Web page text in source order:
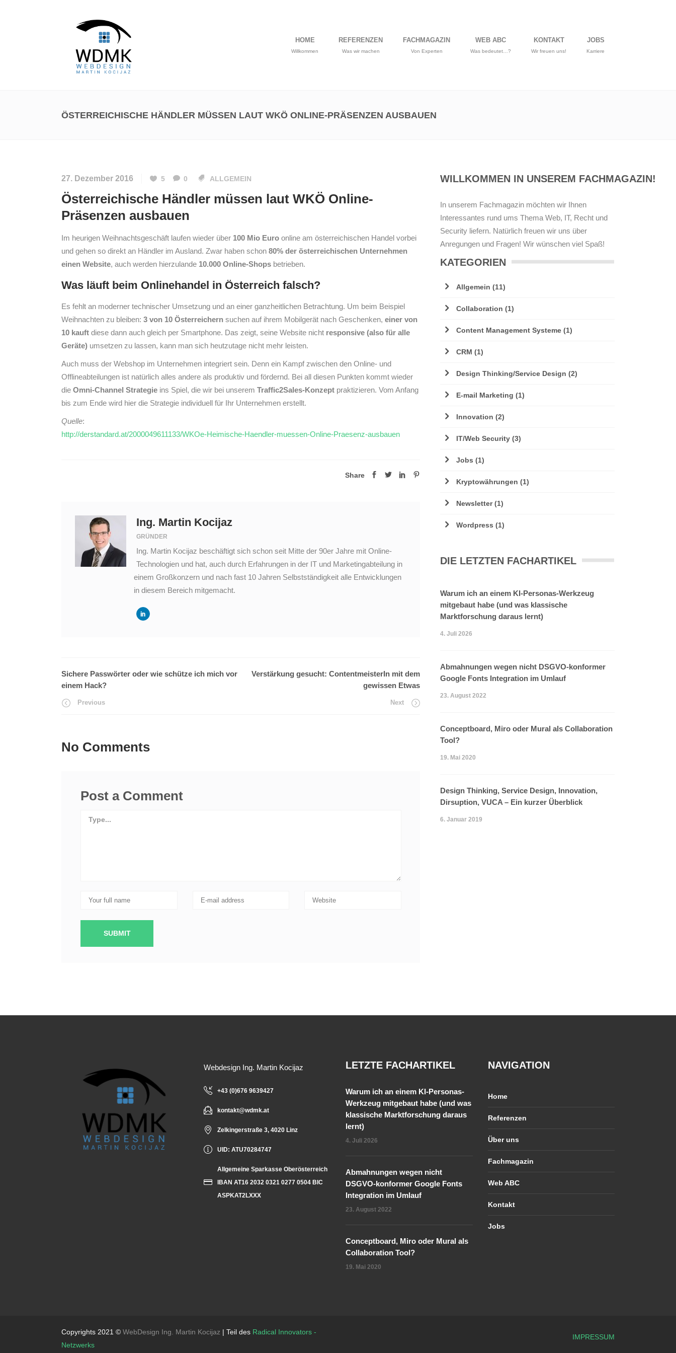
HOME
Willkommen
REFERENZEN
Was wir machen
FACHMAGAZIN
Von Experten
WEB ABC
Was bedeutet…?
KONTAKT
Wir freuen uns!
JOBS
Karriere
ÖSTERREICHISCHE HÄNDLER MÜSSEN LAUT WKÖ ONLINE-PRÄSENZEN AUSBAUEN
27. Dezember 2016 5 0 ALLGEMEIN
Österreichische Händler müssen laut WKÖ Online-
Präsenzen ausbauen
Im heurigen Weihnachtsgeschäft laufen wieder über 100 Mio Euro online am österreichischen Handel vorbei
und gehen so direkt an Händler im Ausland. Zwar haben schon 80% der österreichischen Unternehmen
einen Website, auch werden hierzulande 10.000 Online-Shops betrieben.
Was läuft beim Onlinehandel in Österreich falsch?
Es fehlt an moderner technischer Umsetzung und an einer ganzheitlichen Betrachtung. Um beim Beispiel
Weihnachten zu bleiben: 3 von 10 Österreichern suchen auf ihrem Mobilgerät nach Geschenken, einer von
10 kauft diese dann auch gleich per Smartphone. Das zeigt, seine Website nicht responsive (also für alle
Geräte) umsetzen zu lassen, kann man sich heutzutage nicht mehr leisten.
Auch muss der Webshop im Unternehmen integriert sein. Denn ein Kampf zwischen den Online- und
Offlineabteilungen ist natürlich alles andere als produktiv und fördernd. Bei all diesen Punkten kommt wieder
die Omni-Channel Strategie ins Spiel, die wir bei unserem Traffic2Sales-Konzept praktizieren. Vom Anfang
bis zum Ende wird hier die Strategie individuell für Ihr Unternehmen erstellt.
Quelle:
http://derstandard.at/2000049611133/WKOe-Heimische-Haendler-muessen-Online-Praesenz-ausbauen
Share
Ing. Martin Kocijaz
GRÜNDER
Ing. Martin Kocijaz beschäftigt sich schon seit Mitte der 90er Jahre mit Online-
Technologien und hat, auch durch Erfahrungen in der IT und Marketingabteilung in
einem Großkonzern und nach fast 10 Jahren Selbstständigkeit alle Entwicklungen
in diesem Bereich mitgemacht.
Sichere Passwörter oder wie schütze ich mich vor
einem Hack?
Previous
Verstärkung gesucht: ContentmeisterIn mit dem
gewissen Etwas
Next
No Comments
Post a Comment
WILLKOMMEN IN UNSEREM FACHMAGAZIN!
In unserem Fachmagazin möchten wir Ihnen
Interessantes rund ums Thema Web, IT, Recht und
Security liefern. Natürlich freuen wir uns über
Anregungen und Fragen! Wir wünschen viel Spaß!
KATEGORIEN
Allgemein (11)
Collaboration (1)
Content Management Systeme (1)
CRM (1)
Design Thinking/Service Design (2)
E-mail Marketing (1)
Innovation (2)
IT/Web Security (3)
Jobs (1)
Kryptowährungen (1)
Newsletter(1)
Wordpress (1)
DIE LETZTEN FACHARTIKEL
Warum ich an einem KI-Personas-Werkzeug
mitgebaut habe (und was klassische
Marktforschung daraus lernt)
4. Juli 2026
Abmahnungen wegen nicht DSGVO-konformer
Google Fonts Integration im Umlauf
23. August 2022
Conceptboard, Miro oder Mural als Collaboration
Tool?
19. Mai 2020
Design Thinking, Service Design, Innovation,
Dirsuption, VUCA – Ein kurzer Überblick
6. Januar 2019
Webdesign Ing. Martin Kocijaz
+43 (0)676 9639427
kontakt@wdmk.at
Zelkingerstraße 3, 4020 Linz
UID: ATU70284747
Allgemeine Sparkasse Oberösterreich
IBAN AT16 2032 0321 0277 0504 BIC
ASPKAT2LXXX
LETZTE FACHARTIKEL
Warum ich an einem KI-Personas-
Werkzeug mitgebaut habe (und was
klassische Marktforschung daraus
lernt)
4. Juli 2026
Abmahnungen wegen nicht
DSGVO-konformer Google Fonts
Integration im Umlauf
23. August 2022
Conceptboard, Miro oder Mural als
Collaboration Tool?
19. Mai 2020
NAVIGATION
Home
Referenzen
Über uns
Fachmagazin
Web ABC
Kontakt
Jobs
Copyrights 2021 © WebDesign Ing. Martin Kocijaz | Teil des Radical Innovators -
Netzwerks
IMPRESSUM